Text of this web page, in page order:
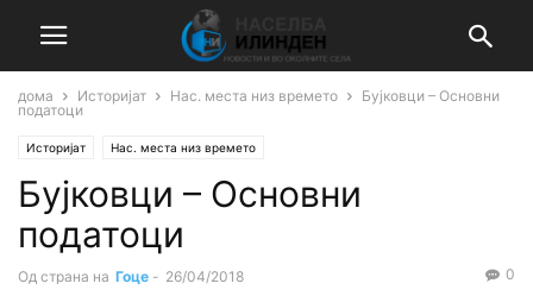
дома Историјат Нас. места низ времето
Бујковци – Основни
податоци
Историјат Нас. места низ времето
Бујковци – Основни
податоци
Од страна на Гоце - 26/04/2018 0